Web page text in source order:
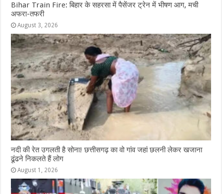
Bihar Train Fire: बिहार के सहरसा में पैसेंजर ट्रेन में भीषण आग, मची
अफरा-तफरी
August 3, 2026
नदी की रेत उगलती है सोना! छत्तीसगढ़ का वो गांव जहां छलनी लेकर खजाना
ढूंढने निकलते हैं लोग
August 1, 2026